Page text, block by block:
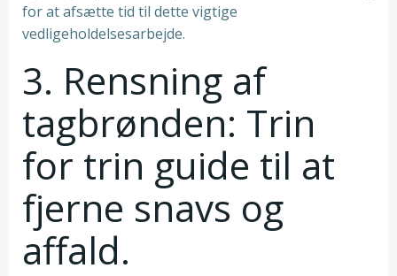
for at afsætte tid til dette vigtige
vedligeholdelsesarbejde.
3. Rensning af
tagbrønden: Trin
for trin guide til at
fjerne snavs og
affald.